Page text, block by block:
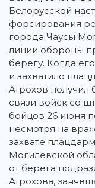
Белорусской
форсирования
города Чаусы
линии обороны
берегу. Когда
и захватило
Атрохов
связи войск со
бойцов 26 июня
несмотря на
захвате
Могилевской
от берега
Атрохова,